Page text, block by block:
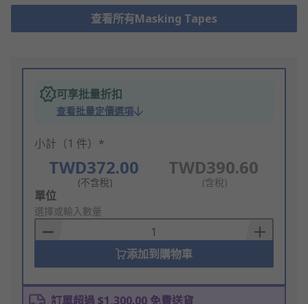
查看所有Masking Tapes
可享批量折扣
查看批量定價選項
小計（1 件）*
TWD372.00
(不含稅)
TWD390.60
(含稅)
Add
to
Basket
單位
選擇或輸入數量
添加到購物車
訂單超過 $1,300.00 免費送貨